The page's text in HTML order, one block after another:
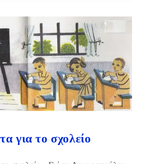
για το σχολείο